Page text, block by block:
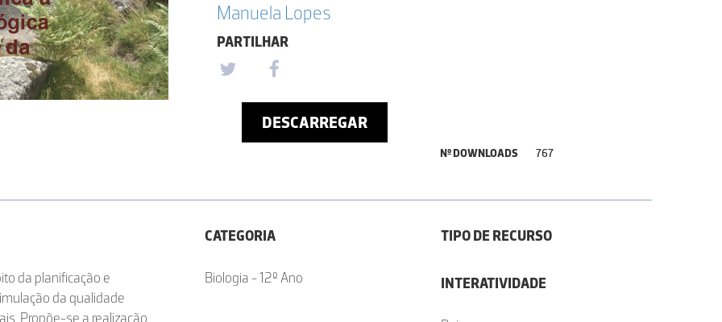
Manuela Lopes
PARTILHAR
DESCARREGAR
Nº DOWNLOADS 767
da planificação e
da qualidade
Propõe-se a realização
CATEGORIA
Biologia - 12º Ano
TIPO DE RECURSO
INTERATIVIDADE